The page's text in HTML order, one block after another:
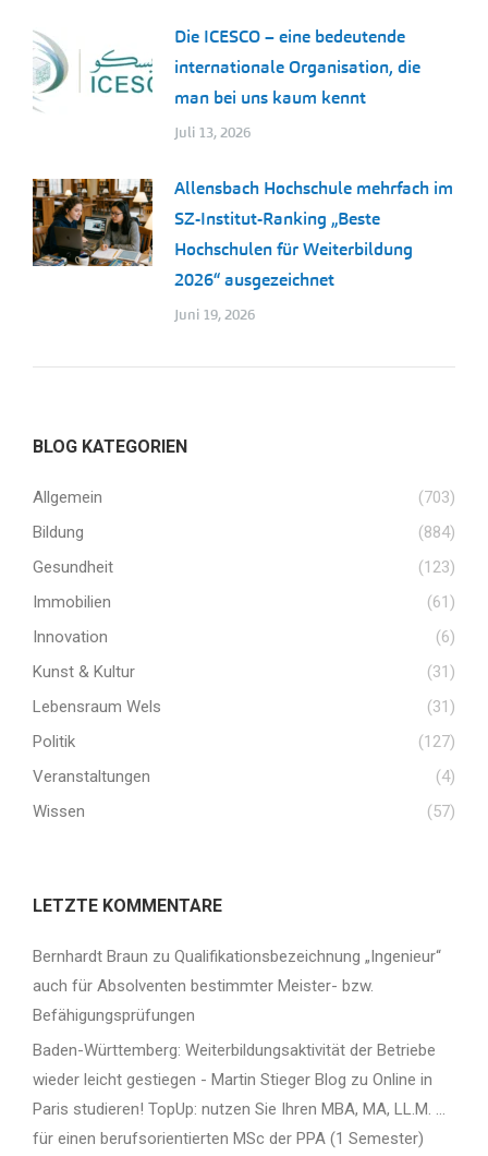
Die ICESCO – eine bedeutende
internationale Organisation, die
man bei uns kaum kennt
Juli 13, 2026
Allensbach Hochschule mehrfach im
SZ-Institut-Ranking „Beste
Hochschulen für Weiterbildung
2026“ ausgezeichnet
Juni 19, 2026
BLOG KATEGORIEN
Allgemein
(703)
Bildung
(884)
Gesundheit
(123)
Immobilien
(61)
Innovation
(6)
Kunst & Kultur
(31)
Lebensraum Wels
(31)
Politik
(127)
Veranstaltungen
(4)
Wissen
(57)
LETZTE KOMMENTARE
Bernhardt Braun zu Qualifikationsbezeichnung „Ingenieur“
auch für Absolventen bestimmter Meister- bzw.
Befähigungsprüfungen
Baden-Württemberg: Weiterbildungsaktivität der Betriebe
wieder leicht gestiegen - Martin Stieger Blog zu Online in
Paris studieren! TopUp: nutzen Sie Ihren MBA, MA, LL.M. …
für einen berufsorientierten MSc der PPA (1 Semester)